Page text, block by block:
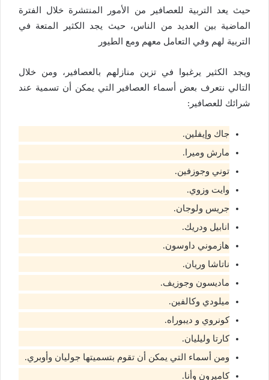
حيث يعد التربية للعصافير من الأمور المنتشرة خلال الفترة
الماضية بين العديد من الناس، حيث يجد الكثير المتعة في
التربية لهم وفي التعامل معهم ومع الطيور
ويجد الكثير يرغبوا في تزين منازلهم بالعصافير، ومن خلال
التالي نتعرف بعض أسماء العصافير التي يمكن أن تسمية عند
شرائك للعصافير:
جاك وإيفلين.
مارش وميرا.
توني وجوزفين.
وايت وزوي.
جريس ولوجان.
انابيل ودريك.
هازموني داوسون.
ناتاشا وريان.
ماديسون وجوزيف.
ميلودي وكالفين.
كونروي و ديبوراه.
كارتا وليليان.
ومن أسماء التي يمكن أن تقوم بتسميتها جوليان وأوبري.
كاميرون وأنا.